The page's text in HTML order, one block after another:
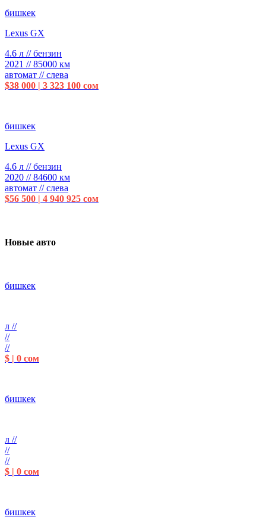
бишкек
Lexus GX
4.6 л // бензин
2021 // 85000 км
автомат // слева
$38 000 | 3 323 100 сом
бишкек
Lexus GX
4.6 л // бензин
2020 // 84600 км
автомат // слева
$56 500 | 4 940 925 сом
Новые авто
бишкек
л //
//
//
$ | 0 сом
бишкек
л //
//
//
$ | 0 сом
бишкек